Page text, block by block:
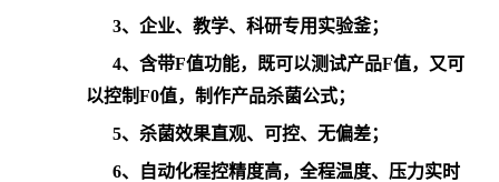
3、 企业、教学、科研专用实验釜；
4、 含带F值功能，既可以测试产品F值，又可
以控制F0值，制作产品杀菌公式；
5、 杀菌效果直观、可控、无偏差；
6、
自动化程控精度高，全程温度、压力实时